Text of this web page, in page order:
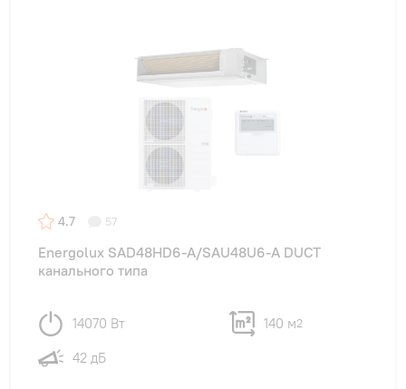
4.7 57
Energolux SAD48HD6-A/SAU48U6-A DUCT
канального типа
14070 Вт 140 м2
42 дБ